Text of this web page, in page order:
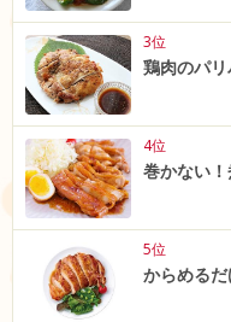
3位
鶏肉のパ
4位
巻かない
5位
からめるだ